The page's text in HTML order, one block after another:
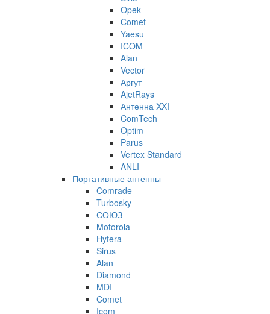
Opek
Comet
Yaesu
ICOM
Alan
Vector
Аргут
AjetRays
Антенна XXI
ComTech
Optim
Parus
Vertex Standard
ANLI
Портативные антенны
Comrade
Turbosky
СОЮЗ
Motorola
Hytera
Sirus
Alan
Diamond
MDI
Comet
Icom